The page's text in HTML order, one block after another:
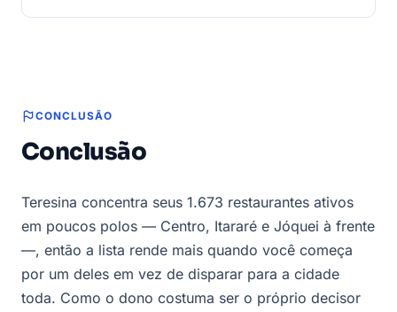
CONCLUSÃO
Conclusão
Teresina concentra seus 1.673 restaurantes ativos
em poucos polos — Centro, Itararé e Jóquei à frente
—, então a lista rende mais quando você começa
por um deles em vez de disparar para a cidade
toda. Como o dono costuma ser o próprio decisor